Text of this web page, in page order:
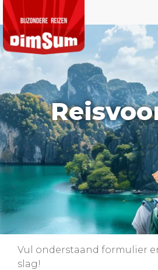
Vul onderstaand formulier
slag!